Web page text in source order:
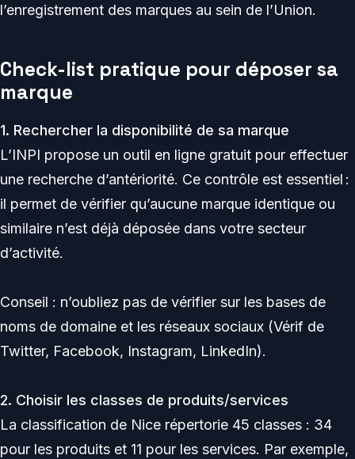
l’enregistrement des marques au sein de l’Union.
Check-list pratique pour déposer sa
marque
1. Rechercher la disponibilité de sa marque
L’INPI propose un outil en ligne gratuit pour effectuer
une recherche d’antériorité. Ce contrôle est essentiel :
il permet de vérifier qu’aucune marque identique ou
similaire n’est déjà déposée dans votre secteur
d’activité.
Conseil : n’oubliez pas de vérifier sur les bases de
noms de domaine et les réseaux sociaux (Vérif de
Twitter, Facebook, Instagram, LinkedIn).
2. Choisir les classes de produits/services
La classification de Nice répertorie 45 classes : 34
pour les produits et 11 pour les services. Par exemple,